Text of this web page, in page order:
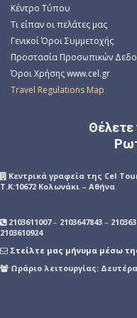
Κέντρο Τύπου
Τι είπαν οι πελάτες μας
Γενικοί Όροι Συμμετοχής
Προστασία Προσωπικών
Όροι Χρήσης www.cel.gr
Travel Regulations Map
Θέλετε
Kεντρικά γραφεία της Cel
Τ.Κ:10672 Κολωνάκι – Αθήνα
2103611007– 2103647843 –
2103610924
Στείλτε μας μήνυμα μέσω
Ωράριο λειτουργίας: